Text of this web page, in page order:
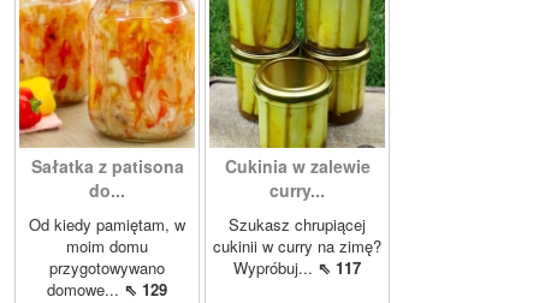
Sałatka z patisona
do...
Od kiedy pamiętam, w
moim domu
przygotowywano
domowe... ⇖ 129
Cukinia w zalewie
curry...
Szukasz chrupiącej
cukinii w curry na zimę?
Wypróbuj... ⇖ 117